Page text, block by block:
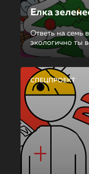
Елка
Ответь на семь
экологично ты
СПЕЦПРОЕКТ